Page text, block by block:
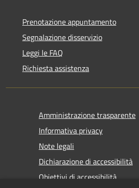
Prenotazione appuntamento
Segnalazione disservizio
Leggi le FAQ
Richiesta assistenza
Amministrazione trasparente
Informativa privacy
Note legali
Dichiarazione di accessibilità
Obiettivi di accessibilità